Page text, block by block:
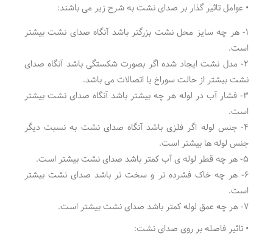
• عوامل تاثیر گذار بر صدای نشت به شرح زیر می باشند:
۱- هر چه سایز محل نشت بزرگتر باشد آنگاه صدای نشت بیشتر
است.
۲- مدل نشت ایجاد شده اگر بصورت شکستگی باشد آنگاه صدای
نشت بیشتر از حالت سوراخ یا اتصالات می باشد.
۳- فشار آب در لوله هر چه بیشتر باشد آنگاه صدای نشت بیشتر
است.
۴- جنس لوله اگر فلزی باشد آنگاه صدای نشت به نسبت دیگر
جنس لوله ها بیشتر است.
۵- هر چه قطر لوله ی آب کمتر باشد صدای نشت بیشتر است.
۶- هر چه خاک فشرده تر و سخت تر باشد صدای نشت بیشتر
است.
۷- هر چه عمق لوله کمتر باشد صدای نشت بیشتر است.
• تاثیر فاصله بر روی صدای نشت: